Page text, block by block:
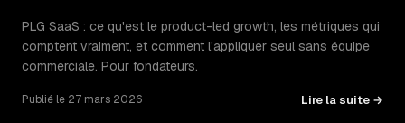
PLG SaaS : ce qu'est le product-led growth, les métriques qui
comptent vraiment, et comment l'appliquer seul sans équipe
commerciale. Pour fondateurs.
Publié le 27 mars 2026 Lire la suite →